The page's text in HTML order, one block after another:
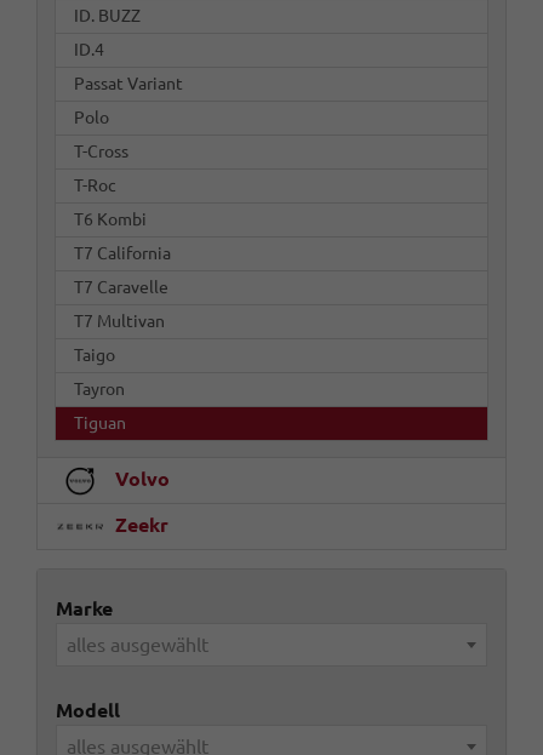
ID. BUZZ
ID.4
Passat Variant
Polo
T-Cross
T-Roc
T6 Kombi
T7 California
T7 Caravelle
T7 Multivan
Taigo
Tayron
Tiguan
Volvo
Zeekr
Marke
alles ausgewählt
Modell
alles ausgewählt